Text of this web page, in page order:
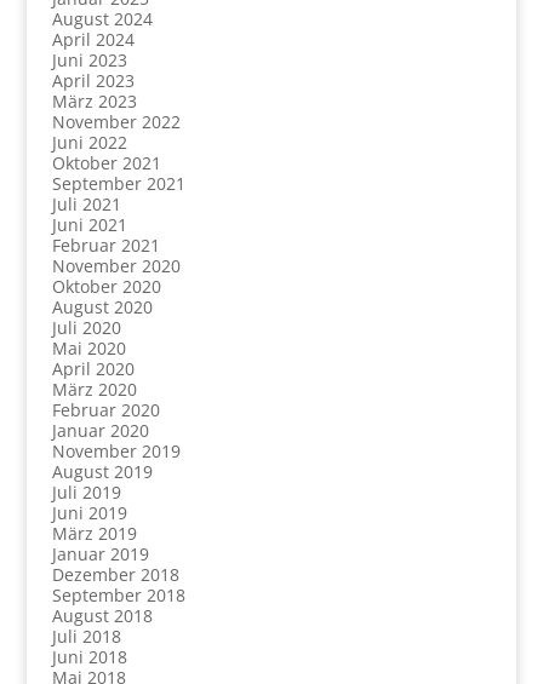
August 2024
April 2024
Juni 2023
April 2023
März 2023
November 2022
Juni 2022
Oktober 2021
September 2021
Juli 2021
Juni 2021
Februar 2021
November 2020
Oktober 2020
August 2020
Juli 2020
Mai 2020
April 2020
März 2020
Februar 2020
Januar 2020
November 2019
August 2019
Juli 2019
Juni 2019
März 2019
Januar 2019
Dezember 2018
September 2018
August 2018
Juli 2018
Juni 2018
Mai 2018